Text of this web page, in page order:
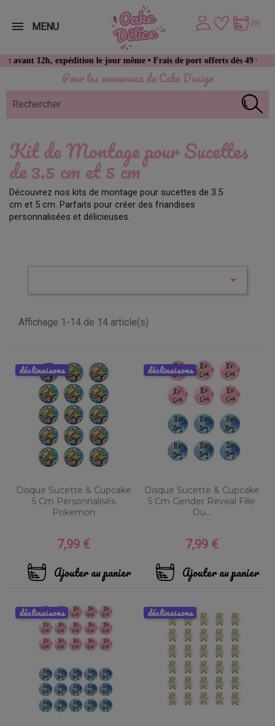
Pour les amoureux du Cake Design
12h, expédition le jour même • Frais de port offerts dès 49 € d’achat
(0)
MENU
Kit de Montage pour Sucettes
de 3.5 cm et 5 cm
Découvrez nos kits de montage pour sucettes de 3.5
cm et 5 cm. Parfaits pour créer des friandises
personnalisées et délicieuses.

Affichage 1-14 de 14 article(s)
Disque Sucette & Cupcake
5 Cm Personnalisés
Pokemon
Prix
7,99 €
Ajouter au panier
déclinaisons
Disque Sucette & Cupcake
5 Cm Gender Reveal Fille
Ou...
Prix
7,99 €
Ajouter au panier
déclinaisons
déclinaisons déclinaisons